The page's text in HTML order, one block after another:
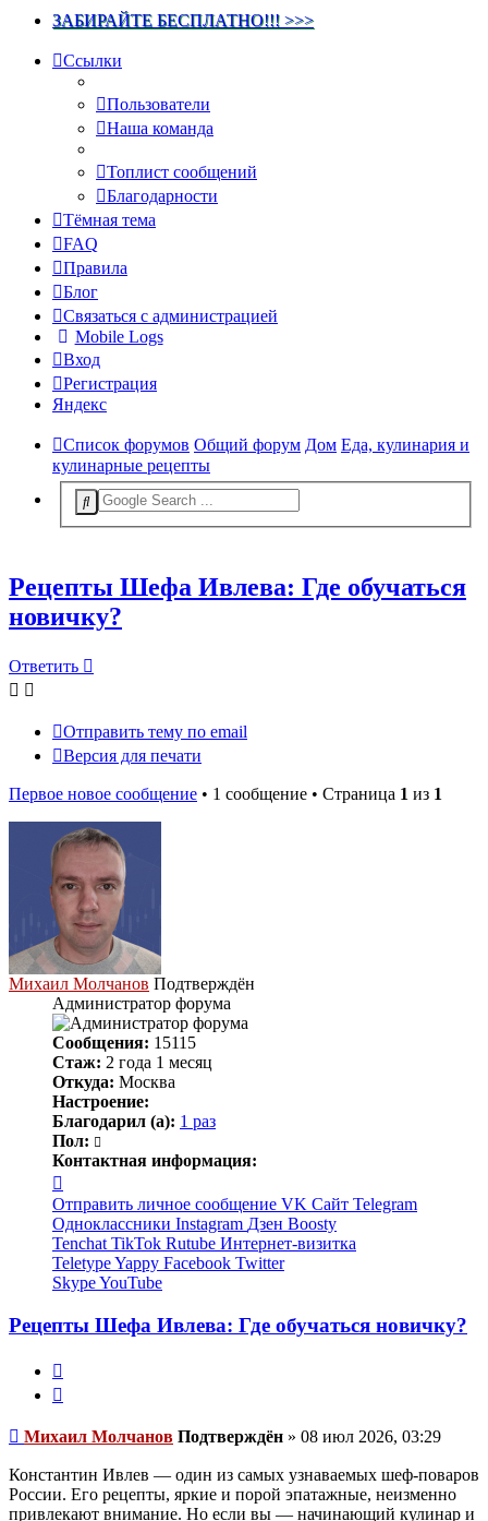
ЗАБИРАЙТЕ БЕСПЛАТНО!!! >>>
Ссылки
Пользователи
Наша команда
Топлист сообщений
Благодарности
Тёмная тема
FAQ
Правила
Блог
Связаться с администрацией
Mobile Logs
Вход
Регистрация
Яндекс
Список форумов Общий форум Дом Еда, кулинария и
кулинарные рецепты
Рецепты Шефа Ивлева: Где обучаться
новичку?
Ответить
Отправить тему по email
Версия для печати
Первое новое сообщение • 1 сообщение • Страница 1 из 1
Михаил Молчанов Подтверждён
Администратор форума
Сообщения: 15115
Стаж: 2 года 1 месяц
Откуда: Москва
Настроение:
Благодарил (а): 1 раз
Пол:
Контактная информация:
информация
пользователя
Михаил
Молчанов
Отправить личное сообщение VK Сайт Telegram
Одноклассники Instagram Дзен Boosty
Tenchat TikTok Rutube Интернет-визитка
TeletypeYappy Facebook Twitter
SkypeYouTube
Рецепты Шефа Ивлева: Где обучаться новичку?
Непрочитанное
Михаил Молчанов Подтверждён » 08 июл 2026, 03:29
Константин Ивлев — один из самых узнаваемых шеф-поваров
России. Его рецепты, яркие и порой эпатажные, неизменно
привлекают внимание. Но если вы — начинающий кулинар и